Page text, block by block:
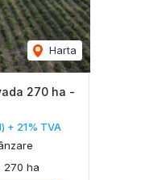
Harta
270 ha -
+ 21% TVA
270 ha